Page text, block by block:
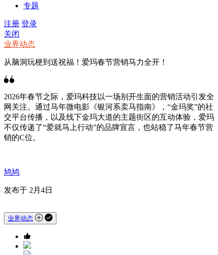
专题
注册 登录
关闭
业界动态
从脑洞玩梗到送祝福！爱玛春节营销马力全开！
2026年春节之际，爱玛科技以一场别开生面的营销活动引发全
网关注。通过马年微电影《银河系卖马指南》，“金玛奖”的社
交平台传播，以及线下金玛大道的主题街区的互动体验，爱玛
不仅传递了“爱就马上行动”的品牌宣言，也站稳了马年春节营
销的C位。
鸠鸠
发布于 2月4日
业界动态